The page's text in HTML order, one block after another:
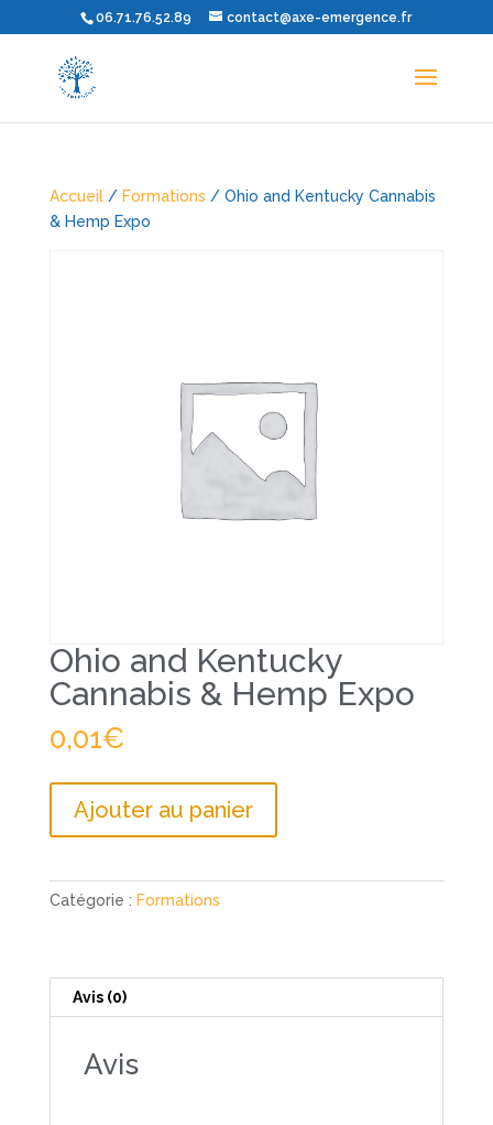
06.71.76.52.89 contact@axe-emergence.fr
Accueil/ Formations / Ohio and Kentucky Cannabis
& Hemp Expo
Ohio and Kentucky
Cannabis & Hemp Expo
0,01€
Kentucky
Expo
Ajouter au panier
Catégorie : Formations
Avis (0)
Avis